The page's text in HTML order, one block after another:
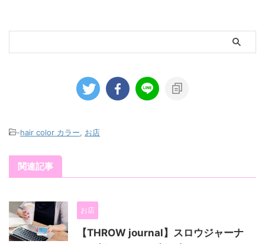
-hair color カラー, お店
関連記事
お店
【THROW journal】スロウジャーナ